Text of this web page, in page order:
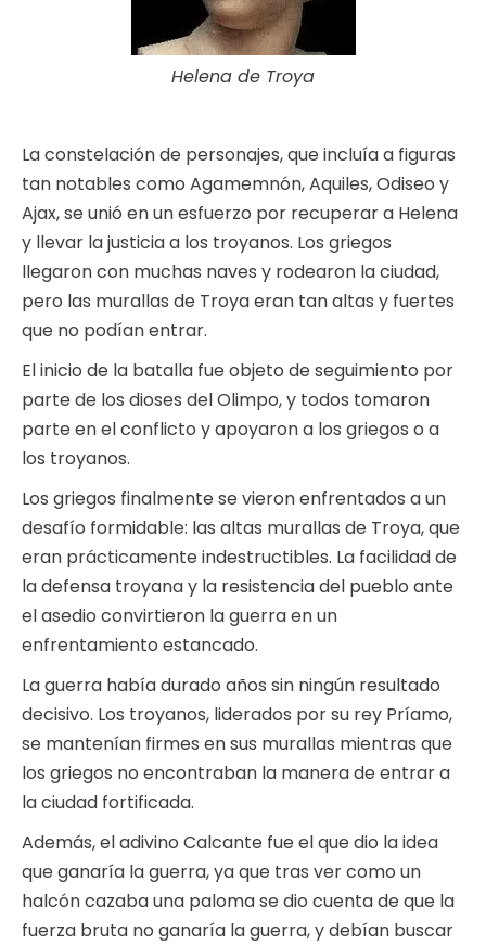
Helena de Troya
La constelación de personajes, que incluía a figuras
tan notables como Agamemnón, Aquiles, Odiseo y
Ajax, se unió en un esfuerzo por recuperar a Helena
y llevar la justicia a los troyanos. Los griegos
llegaron con muchas naves y rodearon la ciudad,
pero las murallas de Troya eran tan altas y fuertes
que no podían entrar.
El inicio de la batalla fue objeto de seguimiento por
parte de los dioses del Olimpo, y todos tomaron
parte en el conflicto y apoyaron a los griegos o a
los troyanos.
Los griegos finalmente se vieron enfrentados a un
desafío formidable: las altas murallas de Troya, que
eran prácticamente indestructibles. La facilidad de
la defensa troyana y la resistencia del pueblo ante
el asedio convirtieron la guerra en un
enfrentamiento estancado.
La guerra había durado años sin ningún resultado
decisivo. Los troyanos, liderados por su rey Príamo,
se mantenían firmes en sus murallas mientras que
los griegos no encontraban la manera de entrar a
la ciudad fortificada.
Además, el adivino Calcante fue el que dio la idea
que ganaría la guerra, ya que tras ver como un
halcón cazaba una paloma se dio cuenta de que la
fuerza bruta no ganaría la guerra, y debían buscar